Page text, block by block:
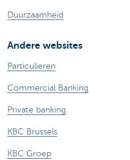
Duurzaamheid
Andere websites
Particulieren
Commercial Banking
Private banking
KBC Brussels
KBC Groep